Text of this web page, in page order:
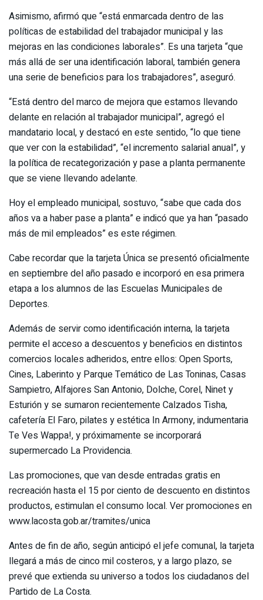
Asimismo, afirmó que “está enmarcada dentro de las
políticas de estabilidad del trabajador municipal y las
mejoras en las condiciones laborales”. Es una tarjeta “que
más allá de ser una identificación laboral, también genera
una serie de beneficios para los trabajadores”, aseguró.
“Está dentro del marco de mejora que estamos llevando
delante en relación al trabajador municipal”, agregó el
mandatario local, y destacó en este sentido, “lo que tiene
que ver con la estabilidad”, “el incremento salarial anual”, y
la política de recategorización y pase a planta permanente
que se viene llevando adelante.
Hoy el empleado municipal, sostuvo, “sabe que cada dos
años va a haber pase a planta” e indicó que ya han “pasado
más de mil empleados” es este régimen.
Cabe recordar que la tarjeta Única se presentó oficialmente
en septiembre del año pasado e incorporó en esa primera
etapa a los alumnos de las Escuelas Municipales de
Deportes.
Además de servir como identificación interna, la tarjeta
permite el acceso a descuentos y beneficios en distintos
comercios locales adheridos, entre ellos: Open Sports,
Cines, Laberinto y Parque Temático de Las Toninas, Casas
Sampietro, Alfajores San Antonio, Dolche, Corel, Ninet y
Esturión y se sumaron recientemente Calzados Tisha,
cafetería El Faro, pilates y estética In Armony, indumentaria
Te Ves Wappa!, y próximamente se incorporará
supermercado La Providencia.
Las promociones, que van desde entradas gratis en
recreación hasta el 15 por ciento de descuento en distintos
productos, estimulan el consumo local. Ver promociones en
www.lacosta.gob.ar/tramites/unica
Antes de fin de año, según anticipó el jefe comunal, la tarjeta
llegará a más de cinco mil costeros, y a largo plazo, se
prevé que extienda su universo a todos los ciudadanos del
Partido de La Costa.